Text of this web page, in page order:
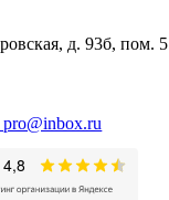
д. 93б, пом. 5